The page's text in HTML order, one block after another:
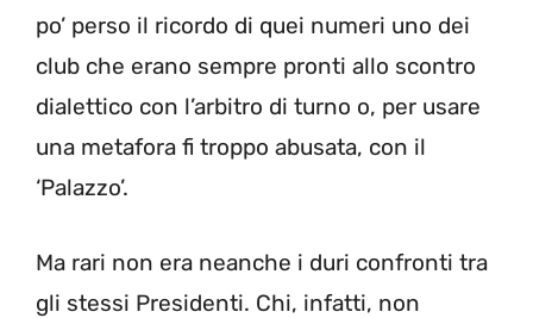
po’ perso il ricordo di quei numeri uno dei
club che erano sempre pronti allo scontro
dialettico con l’arbitro di turno o, per usare
una metafora fi troppo abusata, con il
‘Palazzo’.
Ma rari non era neanche i duri confronti tra
gli stessi Presidenti. Chi, infatti, non